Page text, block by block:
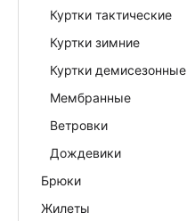
Куртки тактические
Куртки зимние
Куртки демисезонные
Мембранные
Ветровки
Дождевики
Брюки
Жилеты